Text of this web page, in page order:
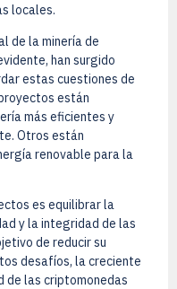
locales.
de la minería de
han surgido
estas cuestiones de
están
más eficientes y
Otros están
renovable para la
es equilibrar la
y la integridad de las
de reducir su
desafíos, la creciente
de las criptomonedas